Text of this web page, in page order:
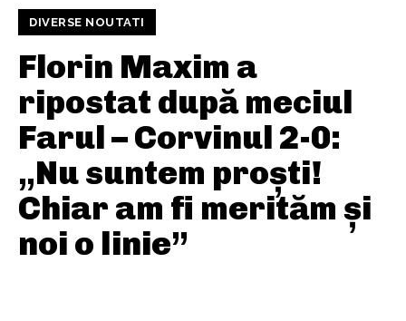
DIVERSE NOUTATI
Florin Maxim a
ripostat după meciul
Farul – Corvinul 2-0:
„Nu suntem proști!
Chiar am fi merităm și
noi o linie”